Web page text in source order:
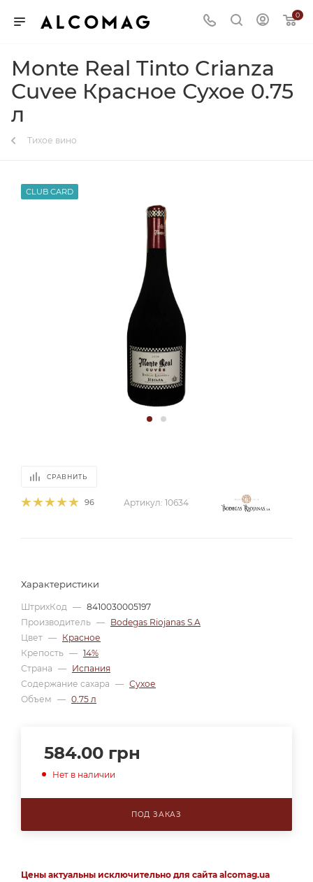
0
Monte Real Tinto Crianza
Cuvee Красное Сухое 0.75
л
Тихое вино
CLUB CARD
СРАВНИТЬ
96 Артикул: 10634
Характеристики
ШтрихКод — 8410030005197
Производитель — Bodegas Riojanas S.A
Цвет — Красное
Крепость — 14%
Страна — Испания
Содержание сахара — Сухое
Объем — 0.75 л
584.00 грн
Нет в наличии
ПОД ЗАКАЗ
Цены актуальны исключительно для сайта alcomag.ua